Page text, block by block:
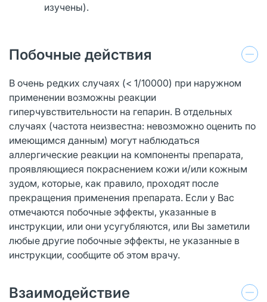
изучены).
Побочные действия
В очень редких случаях (< 1/10000) при наружном
применении возможны реакции
гиперчувствительности на гепарин. В отдельных
случаях (частота неизвестна: невозможно оценить по
имеющимся данным) могут наблюдаться
аллергические реакции на компоненты препарата,
проявляющиеся покраснением кожи и/или кожным
зудом, которые, как правило, проходят после
прекращения применения препарата. Если у Вас
отмечаются побочные эффекты, указанные в
инструкции, или они усугубляются, или Вы заметили
любые другие побочные эффекты, не указанные в
инструкции, сообщите об этом врачу.
Взаимодействие